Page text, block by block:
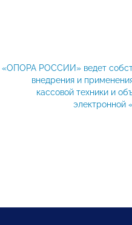
«ОПОРА РОССИИ» ведет
внедрения и
кассовой техники и
электронной